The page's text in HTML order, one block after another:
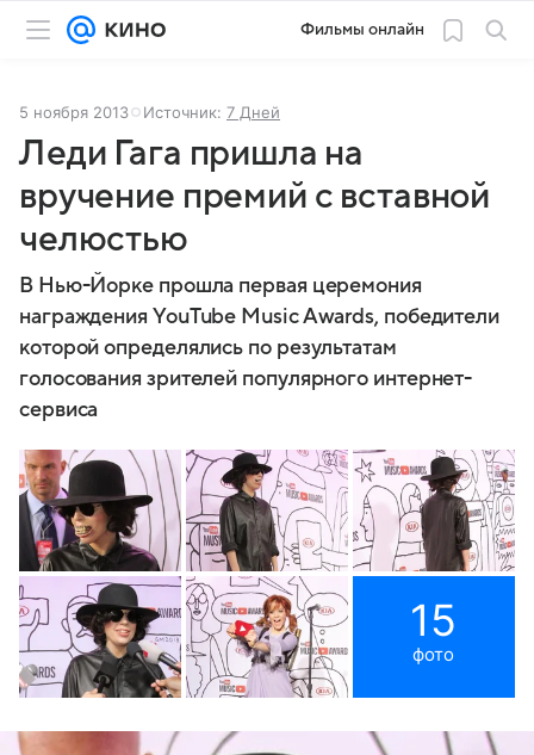
Фильмы онлайн
5 ноября 2013 Источник: 7 Дней
Леди Гага пришла на
вручение премий с вставной
челюстью
В Нью-Йорке прошла первая церемония
награждения YouTube Music Awards, победители
которой определялись по результатам
голосования зрителей популярного интернет-
сервиса
15
фото